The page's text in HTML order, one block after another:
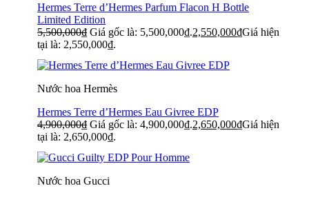
Hermes Terre d’Hermes Parfum Flacon H Bottle
Limited Edition
5,500,000₫ Giá gốc là: 5,500,000₫.2,550,000₫Giá hiện
tại là: 2,550,000₫.
Nước hoa Hermès
Hermes Terre d’Hermes Eau Givree EDP
4,900,000₫ Giá gốc là: 4,900,000₫.2,650,000₫Giá hiện
tại là: 2,650,000₫.
Nước hoa Gucci